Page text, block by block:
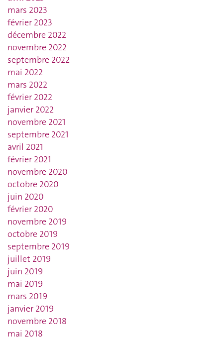
mars 2023
février 2023
décembre 2022
novembre 2022
septembre 2022
mai 2022
mars 2022
février 2022
janvier 2022
novembre 2021
septembre 2021
avril 2021
février 2021
novembre 2020
octobre 2020
juin 2020
février 2020
novembre 2019
octobre 2019
septembre 2019
juillet 2019
juin 2019
mai 2019
mars 2019
janvier 2019
novembre 2018
mai 2018